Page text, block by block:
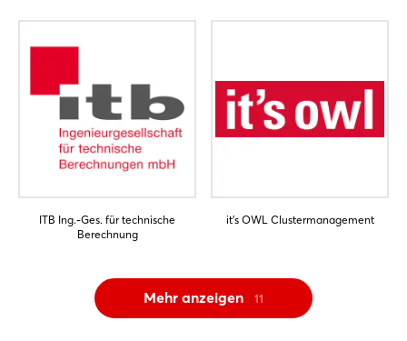
ITB Ing.-Ges. für technische
Berechnung
it's OWL Clustermanagement
Mehr anzeigen 11